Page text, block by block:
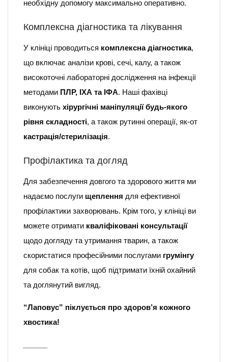
необхідну допомогу максимально оперативно.
Комплексна діагностика та лікування
У клініці проводиться комплексна діагностика,
що включає аналізи крові, сечі, калу, а також
високоточні лабораторні дослідження на інфекції
методами ПЛР, ІХА та ІФА. Наші фахівці
виконують хірургічні маніпуляції будь-якого
рівня складності, а також рутинні операції, як-от
кастрація/стерилізація.
Профілактика та догляд
Для забезпечення довгого та здорового життя ми
надаємо послуги щеплення для ефективної
профілактики захворювань. Крім того, у клініці ви
можете отримати кваліфіковані консультації
щодо догляду та утримання тварин, а також
скористатися професійними послугами грумінгу
для собак та котів, щоб підтримати їхній охайний
та доглянутий вигляд.
“Лаповус” піклується про здоров’я кожного
хвостика!